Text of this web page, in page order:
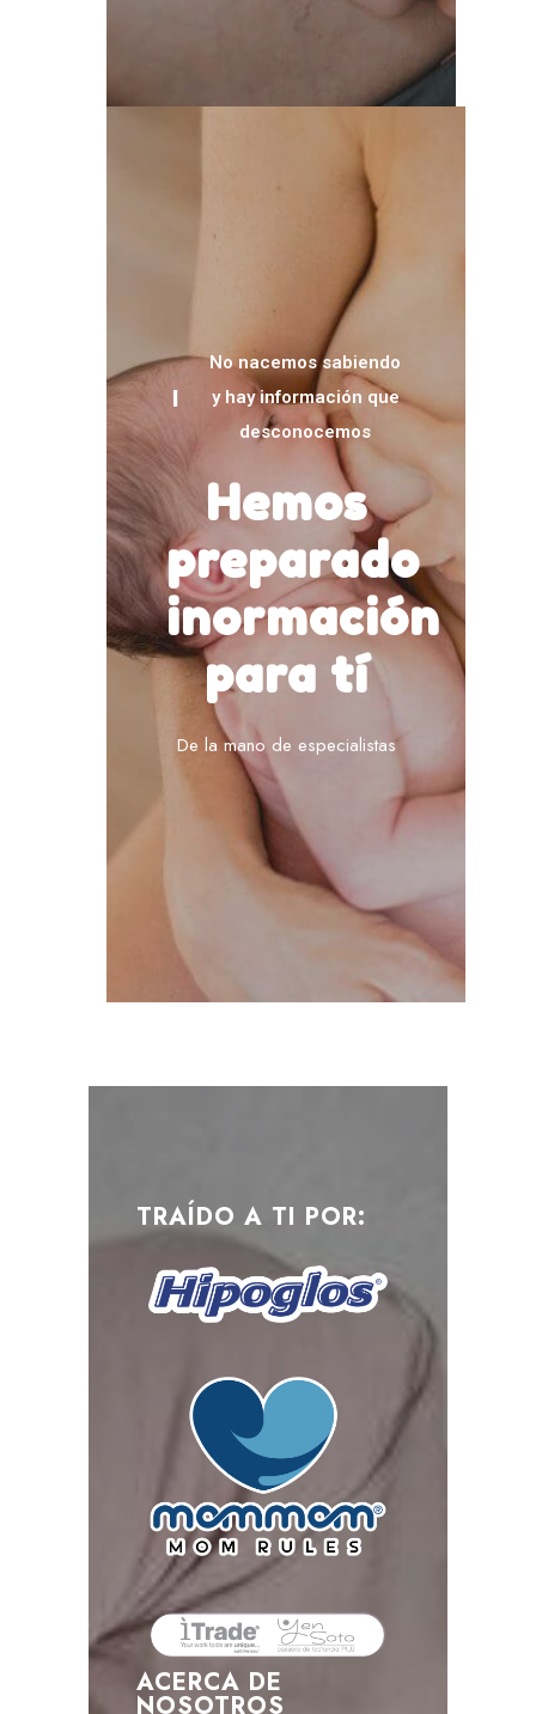
No nacemos sabiendo
y hay información que
desconocemos
Hemos
preparado
inormación
para tí
De la mano de especialistas
TRAÍDO A TI POR:
ACERCA DE
NOSOTROS